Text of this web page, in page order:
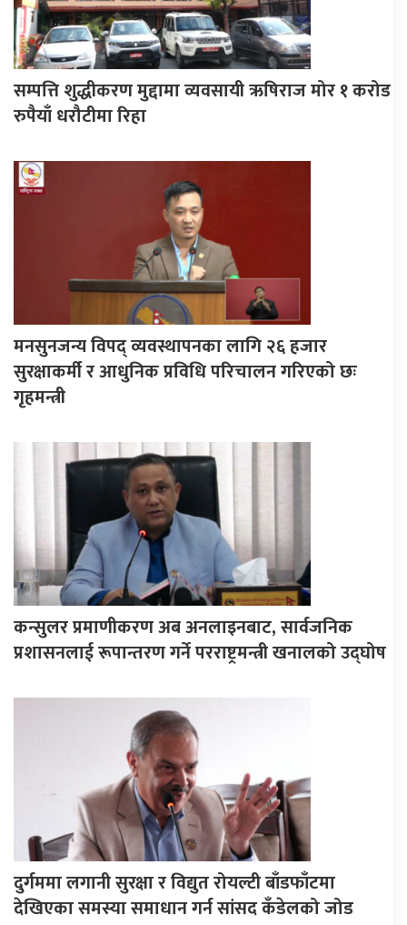
सम्पत्ति शुद्धीकरण मुद्दामा व्यवसायी ऋषिराज मोर १ करोड
रुपैयाँ धरौटीमा रिहा
मनसुनजन्य विपद् व्यवस्थापनका लागि २६ हजार
सुरक्षाकर्मी र आधुनिक प्रविधि परिचालन गरिएको छः
गृहमन्त्री
कन्सुलर प्रमाणीकरण अब अनलाइनबाट, सार्वजनिक
प्रशासनलाई रूपान्तरण गर्ने परराष्ट्रमन्त्री खनालको उद्घोष
दुर्गममा लगानी सुरक्षा र विद्युत रोयल्टी बाँडफाँटमा
देखिएका समस्या समाधान गर्न सांसद कँडेलको जोड